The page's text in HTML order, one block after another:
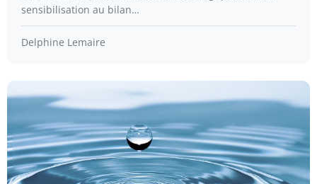
sensibilisation au bilan…
Delphine Lemaire